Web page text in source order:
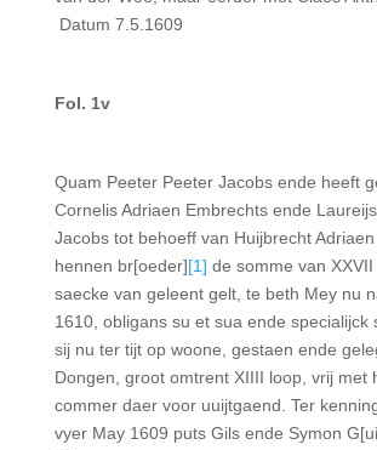
Datum 7.5.1609
Fol. 1v
Quam Peeter Peeter Jacobs ende heeft
Cornelis Adriaen Embrechts ende
Jacobs tot behoeff van Huijbrecht
hennen br[oeder][1] de somme van
saecke van geleent gelt, te beth Mey nu
1610, obligans su et sua ende specialijck
sij nu ter tijt op woone, gestaen ende
Dongen, groot omtrent XIIII loop, vrij met
commer daer voor uuijtgaend. Ter
vyer May 1609 puts Gils ende Symon